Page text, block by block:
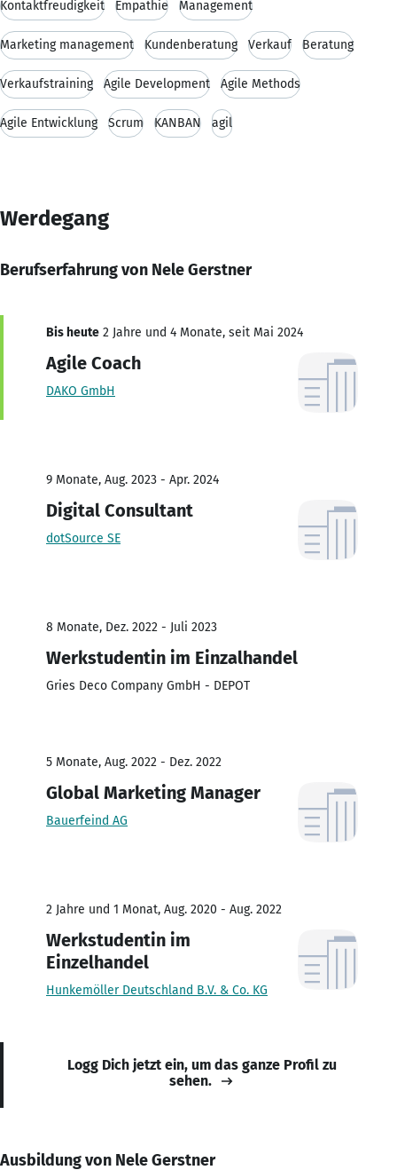
Kontaktfreudigkeit Empathie Management
Marketing management Kundenberatung Verkauf Beratung
Verkaufstraining Agile Development Agile Methods
Agile Entwicklung Scrum KANBAN agil
Werdegang
Berufserfahrung von Nele Gerstner
Bis heute 2 Jahre und 4 Monate, seit Mai 2024
Agile Coach
DAKO GmbH
9 Monate, Aug. 2023 - Apr. 2024
Digital Consultant
dotSource SE
8 Monate, Dez. 2022 - Juli 2023
Werkstudentin im Einzalhandel
Gries Deco Company GmbH - DEPOT
5 Monate, Aug. 2022 - Dez. 2022
Global Marketing Manager
Bauerfeind AG
2 Jahre und 1 Monat, Aug. 2020 - Aug. 2022
Werkstudentin im
Einzelhandel
Hunkemöller Deutschland B.V. & Co. KG
Logg Dich jetzt ein, um das ganze Profil zu
sehen.
Ausbildung von Nele Gerstner